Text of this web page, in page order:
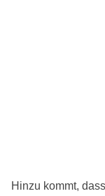
Hinzu kommt,